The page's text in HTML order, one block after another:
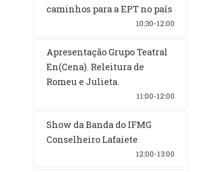
caminhos para a EPT no país
10:30-12:00
Apresentação Grupo Teatral
En(Cena). Releitura de
Romeu e Julieta.
11:00-12:00
Show da Banda do IFMG
Conselheiro Lafaiete
12:00-13:00